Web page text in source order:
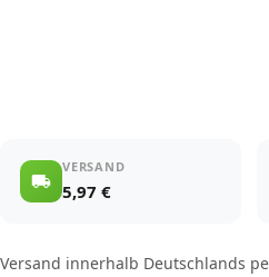
VERSAND
5,97 €
Versand innerhalb Deutschlands